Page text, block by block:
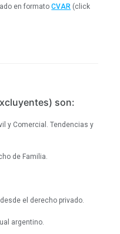
en formatoCVAR (click
son:
y Comercial. Tendencias y
de Familia.
el derecho privado.
argentino.